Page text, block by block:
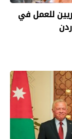
للعمل في